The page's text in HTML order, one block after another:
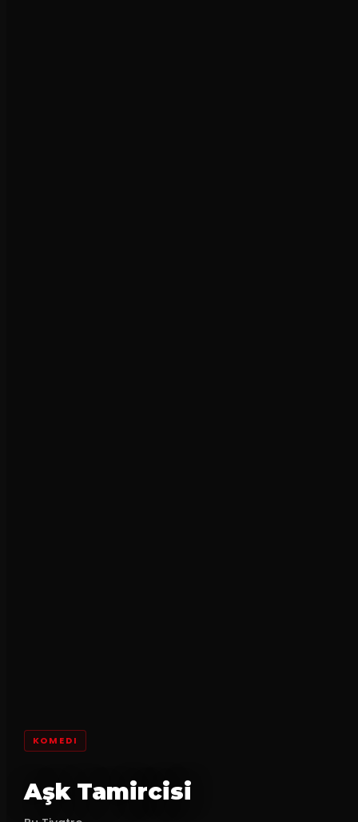
KOMEDI
Aşk Tamircisi